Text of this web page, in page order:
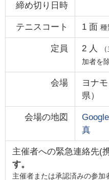
締め切り日時
テニスコート 1面 種
定員 2 人
加者を
会場 ヨナ
県）
会場の地図
真
主催者への緊急連絡先(
す。
主催者または承認済みの参加